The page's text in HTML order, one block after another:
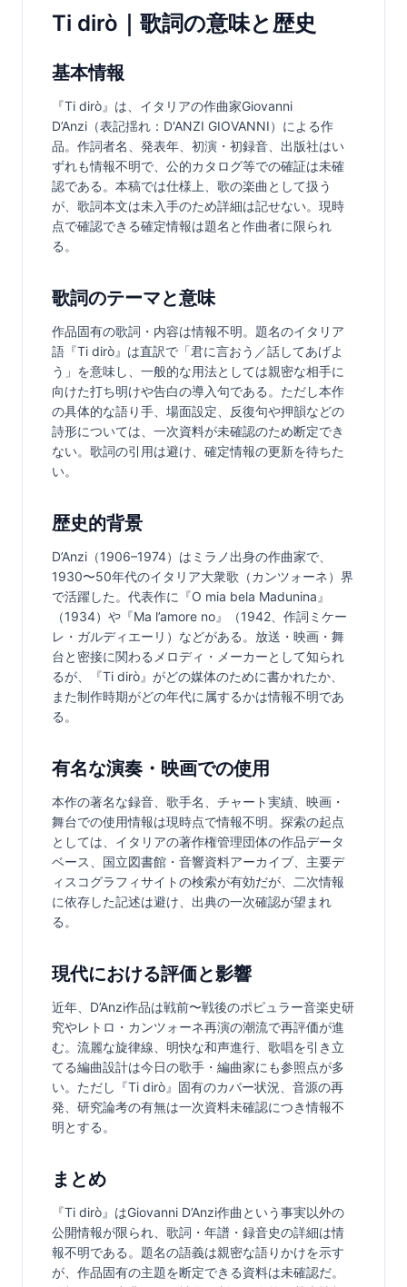
Ti dirò｜歌詞の意味と歴史
基本情報
『Ti dirò』は、イタリアの作曲家Giovanni
D’Anzi（表記揺れ：D'ANZI GIOVANNI）による作
品。作詞者名、発表年、初演・初録音、出版社はい
ずれも情報不明で、公的カタログ等での確証は未確
認である。本稿では仕様上、歌の楽曲として扱う
が、歌詞本文は未入手のため詳細は記せない。現時
点で確認できる確定情報は題名と作曲者に限られ
る。
歌詞のテーマと意味
作品固有の歌詞・内容は情報不明。題名のイタリア
語『Ti dirò』は直訳で「君に言おう／話してあげよ
う」を意味し、一般的な用法としては親密な相手に
向けた打ち明けや告白の導入句である。ただし本作
の具体的な語り手、場面設定、反復句や押韻などの
詩形については、一次資料が未確認のため断定でき
ない。歌詞の引用は避け、確定情報の更新を待ちた
い。
歴史的背景
D’Anzi（1906–1974）はミラノ出身の作曲家で、
1930〜50年代のイタリア大衆歌（カンツォーネ）界
で活躍した。代表作に『O mia bela Madunina』
（1934）や『Ma l’amore no』（1942、作詞ミケー
レ・ガルディエーリ）などがある。放送・映画・舞
台と密接に関わるメロディ・メーカーとして知られ
るが、『Ti dirò』がどの媒体のために書かれたか、
また制作時期がどの年代に属するかは情報不明であ
る。
有名な演奏・映画での使用
本作の著名な録音、歌手名、チャート実績、映画・
舞台での使用情報は現時点で情報不明。探索の起点
としては、イタリアの著作権管理団体の作品データ
ベース、国立図書館・音響資料アーカイブ、主要デ
ィスコグラフィサイトの検索が有効だが、二次情報
に依存した記述は避け、出典の一次確認が望まれ
る。
現代における評価と影響
近年、D’Anzi作品は戦前〜戦後のポピュラー音楽史研
究やレトロ・カンツォーネ再演の潮流で再評価が進
む。流麗な旋律線、明快な和声進行、歌唱を引き立
てる編曲設計は今日の歌手・編曲家にも参照点が多
い。ただし『Ti dirò』固有のカバー状況、音源の再
発、研究論考の有無は一次資料未確認につき情報不
明とする。
まとめ
『Ti dirò』はGiovanni D’Anzi作曲という事実以外の
公開情報が限られ、歌詞・年譜・録音史の詳細は情
報不明である。題名の語義は親密な語りかけを示す
が、作品固有の主題を断定できる資料は未確認だ。